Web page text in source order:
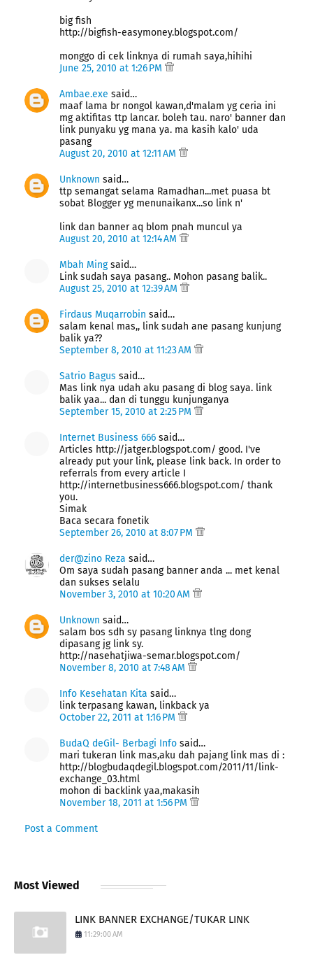
big fish
http://bigfish-easymoney.blogspot.com/
monggo di cek linknya di rumah saya,hihihi
June 25, 2010 at 1:26 PM
Ambae.exe said…
maaf lama br nongol kawan,d'malam yg ceria ini
mg aktifitas ttp lancar. boleh tau. naro' banner dan
link punyaku yg mana ya. ma kasih kalo' uda
pasang
August 20, 2010 at 12:11 AM
Unknown said…
ttp semangat selama Ramadhan...met puasa bt
sobat Blogger yg menunaikanx...so link n'
link dan banner aq blom pnah muncul ya
August 20, 2010 at 12:14 AM
Mbah Mingsaid…
Link sudah saya pasang.. Mohon pasang balik..
August 25, 2010 at 12:39 AM
Firdaus Muqarrobin said…
salam kenal mas,, link sudah ane pasang kunjung
balik ya??
September 8, 2010 at 11:23 AM
Satrio Bagus said…
Mas link nya udah aku pasang di blog saya. link
balik yaa... dan di tunggu kunjunganya
September 15, 2010 at 2:25 PM
Internet Business 666 said…
Articles http://jatger.blogspot.com/ good. I've
already put your link, please link back. In order to
referrals from every article I
http://internetbusiness666.blogspot.com/ thank
you.
Simak
Baca secara fonetik
September 26, 2010 at 8:07 PM
der@zino Reza said…
Om saya sudah pasang banner anda ... met kenal
dan sukses selalu
November 3, 2010 at 10:20 AM
Unknown said…
salam bos sdh sy pasang linknya tlng dong
dipasang jg link sy.
http://nasehatjiwa-semar.blogspot.com/
November 8, 2010 at 7:48 AM
Info Kesehatan Kita said…
link terpasang kawan, linkback ya
October 22, 2011 at 1:16 PM
BudaQ deGil- Berbagi Info said…
mari tukeran link mas,aku dah pajang link mas di :
http://blogbudaqdegil.blogspot.com/2011/11/link-
exchange_03.html
mohon di backlink yaa,makasih
November 18, 2011 at 1:56 PM
Post a Comment
Most Viewed
LINK BANNER EXCHANGE/TUKAR LINK
11:29:00 AM